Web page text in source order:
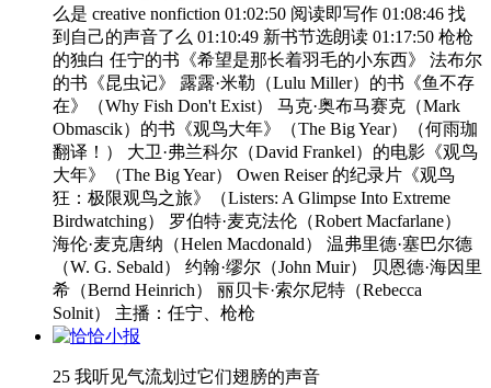
么是 creative nonfiction 01:02:50 阅读即写作 01:08:46 找
到自己的声音了么 01:10:49 新书节选朗读 01:17:50 枪枪
的独白 任宁的书《希望是那长着羽毛的小东西》 法布尔
的书《昆虫记》 露露·米勒（Lulu Miller）的书《鱼不存
在》（Why Fish Don't Exist） 马克·奥布马赛克（Mark
Obmascik）的书《观鸟大年》（The Big Year）（何雨珈
翻译！） 大卫·弗兰科尔（David Frankel）的电影《观鸟
大年》（The Big Year） Owen Reiser 的纪录片《观鸟
狂：极限观鸟之旅》（Listers: A Glimpse Into Extreme
Birdwatching） 罗伯特·麦克法伦（Robert Macfarlane）
海伦·麦克唐纳（Helen Macdonald） 温弗里德·塞巴尔德
（W. G. Sebald） 约翰·缪尔（John Muir） 贝恩德·海因里
希（Bernd Heinrich） 丽贝卡·索尔尼特（Rebecca
Solnit） 主播：任宁、枪枪
25 我听见气流划过它们翅膀的声音